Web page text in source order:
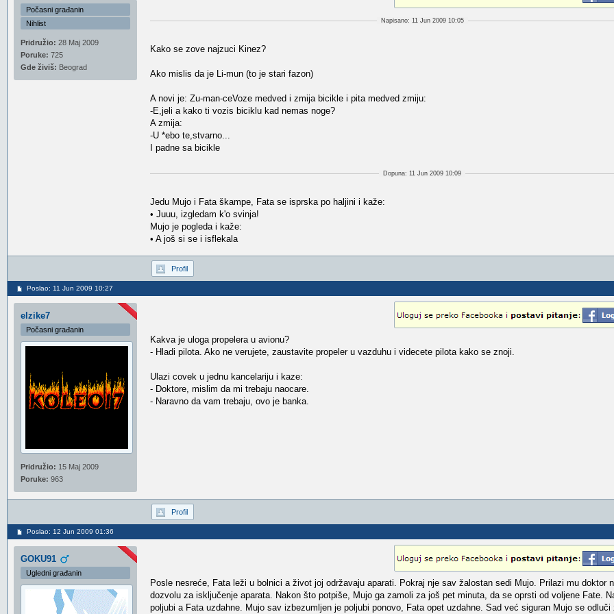
Počasni građanin
Nihlist
Pridružio: 28 Maj 2009
Poruke: 725
Gde živiš: Beograd
Napisano: 11 Jun 2009 10:05
Kako se zove najzuci Kinez?
Ako mislis da je Li-mun (to je stari fazon)
A novi je: Zu-man-ceVoze medved i zmija bicikle i pita medved zmiju:
-E,jeli a kako ti vozis biciklu kad nemas noge?
A zmija:
-U *ebo te,stvarno...
I padne sa bicikle
Dopuna: 11 Jun 2009 10:09
Jedu Mujo i Fata škampe, Fata se isprska po haljini i kaže:
• Juuu, izgledam k'o svinja!
Mujo je pogleda i kaže:
• A još si se i isflekala
Profil
Poslao: 11 Jun 2009 10:27
elzike7
Počasni građanin
Pridružio: 15 Maj 2009
Poruke: 963
Kakva je uloga propelera u avionu?
- Hladi pilota. Ako ne verujete, zaustavite propeler u vazduhu i videcete pilota kako se znoji.
Ulazi covek u jednu kancelariju i kaze:
- Doktore, mislim da mi trebaju naocare.
- Naravno da vam trebaju, ovo je banka.
Profil
Poslao: 12 Jun 2009 01:36
GOKU91
Ugledni građanin
Posle nesreće, Fata leži u bolnici a život joj održavaju aparati. Pokraj nje sav žalostan sedi Mujo. Prilazi mu doktor
dozvolu za isključenje aparata. Nakon što potpiše, Mujo ga zamoli za još pet minuta, da se oprsti od voljene Fate.
poljubi a Fata uzdahne. Mujo sav izbezumljen je poljubi ponovo, Fata opet uzdahne. Sad već siguran Mujo se